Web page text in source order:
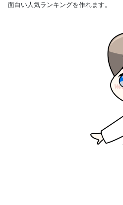
面白い人気ランキングを作れます。